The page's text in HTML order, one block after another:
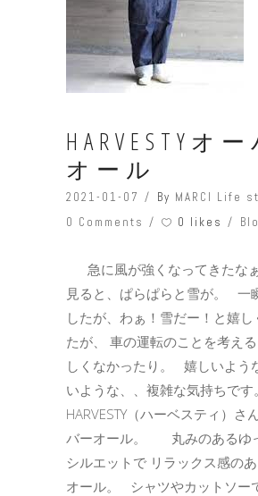
HARVESTYオ
オール
2021-01-07 By MARCI Life
0 Comments
0 likes
急に風が強くなってきたな
見ると、ぱらぱらと雪が。 一
したが、わぁ！雪だー！と嬉し
たが、 車の運転のことを考え
しくなかったり。 嬉しいよう
いような、、複雑な気持ち
HARVESTY（ハーベスティ）さ
バーオール。 丸みのあるゆ
シルエットで リラックス感の
オール。 シャツやカットソー